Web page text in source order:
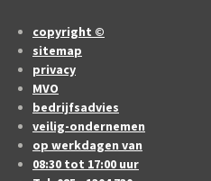
copyright ©
sitemap
privacy
MVO
bedrijfsadvies
veilig-ondernemen
op werkdagen van
08:30 tot 17:00 uur